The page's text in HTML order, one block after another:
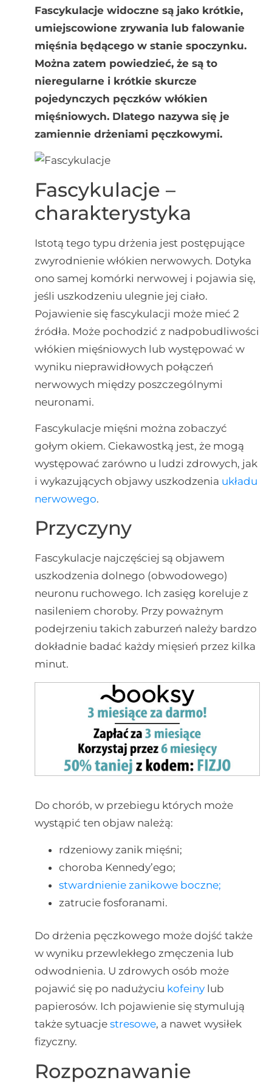
Fascykulacje widoczne są jako krótkie,
umiejscowione zrywania lub falowanie
mięśnia będącego w stanie spoczynku.
Można zatem powiedzieć, że są to
nieregularne i krótkie skurcze
pojedynczych pęczków włókien
mięśniowych. Dlatego nazywa się je
zamiennie drżeniami pęczkowymi.
Fascykulacje –
charakterystyka
Istotą tego typu drżenia jest postępujące
zwyrodnienie włókien nerwowych. Dotyka
ono samej komórki nerwowej i pojawia się,
jeśli uszkodzeniu ulegnie jej ciało.
Pojawienie się fascykulacji może mieć 2
źródła. Może pochodzić z nadpobudliwości
włókien mięśniowych lub występować w
wyniku nieprawidłowych połączeń
nerwowych między poszczególnymi
neuronami.
Fascykulacje mięśni można zobaczyć
gołym okiem. Ciekawostką jest, że mogą
występować zarówno u ludzi zdrowych, jak
i wykazujących objawy uszkodzenia układu
nerwowego.
Przyczyny
Fascykulacje najczęściej są objawem
uszkodzenia dolnego (obwodowego)
neuronu ruchowego. Ich zasięg koreluje z
nasileniem choroby. Przy poważnym
podejrzeniu takich zaburzeń należy bardzo
dokładnie badać każdy mięsień przez kilka
minut.
Do chorób, w przebiegu których może
wystąpić ten objaw należą:
rdzeniowy zanik mięśni;
choroba Kennedy’ego;
stwardnienie zanikowe boczne;
zatrucie fosforanami.
Do drżenia pęczkowego może dojść także
w wyniku przewlekłego zmęczenia lub
odwodnienia. U zdrowych osób może
pojawić się po nadużyciu kofeinylub
papierosów. Ich pojawienie się stymulują
także sytuacje stresowe, a nawet wysiłek
fizyczny.
Rozpoznawanie